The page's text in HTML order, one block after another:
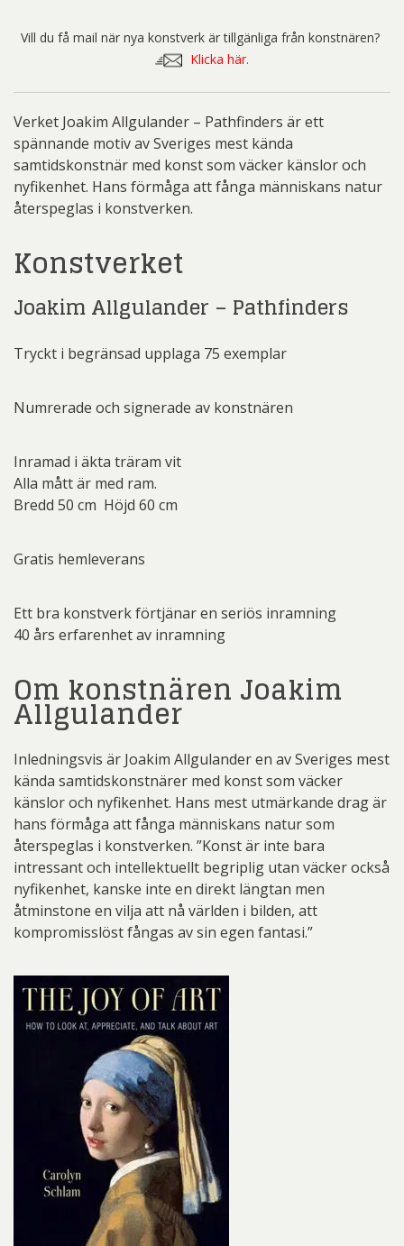
Vill du få mail när nya konstverk är tillgänliga från konstnären?
Klicka här.
Verket Joakim Allgulander – Pathfinders är ett
spännande motiv av Sveriges mest kända
samtidskonstnär med konst som väcker känslor och
nyfikenhet. Hans förmåga att fånga människans natur
återspeglas i konstverken.
Konstverket
Joakim Allgulander – Pathfinders
Tryckt i begränsad upplaga 75 exemplar
Numrerade och signerade av konstnären
Inramad i äkta träram vit
Alla mått är med ram.
Bredd 50 cm Höjd 60 cm
Gratis hemleverans
Ett bra konstverk förtjänar en seriös inramning
40 års erfarenhet av inramning
Om konstnären Joakim
Allgulander
Inledningsvis är Joakim Allgulander en av Sveriges mest
kända samtidskonstnärer med konst som väcker
känslor och nyfikenhet. Hans mest utmärkande drag är
hans förmåga att fånga människans natur som
återspeglas i konstverken. ”Konst är inte bara
intressant och intellektuellt begriplig utan väcker också
nyfikenhet, kanske inte en direkt längtan men
åtminstone en vilja att nå världen i bilden, att
kompromisslöst fångas av sin egen fantasi.”